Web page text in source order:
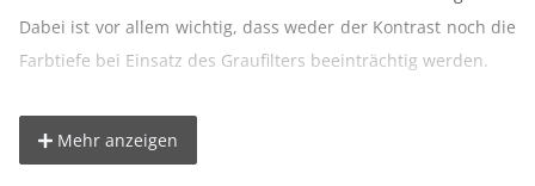
Dabei ist vor allem wichtig, dass weder der Kontrast noch die
Farbtiefe bei Einsatz des Graufilters beeinträchtig werden.
der vordere Durchmesser der Linse größer als der der
Mehr anzeigen